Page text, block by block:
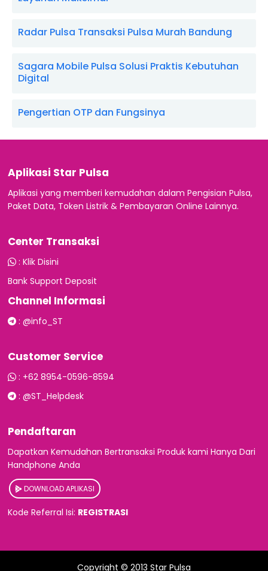
Radar Pulsa Transaksi Pulsa Murah Bandung
Sagara Mobile Pulsa Solusi Praktis Kebutuhan
Digital
Pengertian OTP dan Fungsinya
Aplikasi Star Pulsa
Aplikasi yang memberi kemudahan dalam Pengisian Pulsa,
Paket Data, Token Listrik & Pembayaran Online Lainnya.
Center Transaksi
: Klik Disini
Bank Support Deposit
Channel Informasi
: @info_ST
Customer Service
: +62 8954-0596-8594
: @ST_Helpdesk
Pendaftaran
Dapatkan Kemudahan Bertransaksi Produk kami Hanya Dari
Handphone Anda
DOWNLOAD APLIKASI
Kode Referral Isi: REGISTRASI
Copyright © 2013 Star Pulsa